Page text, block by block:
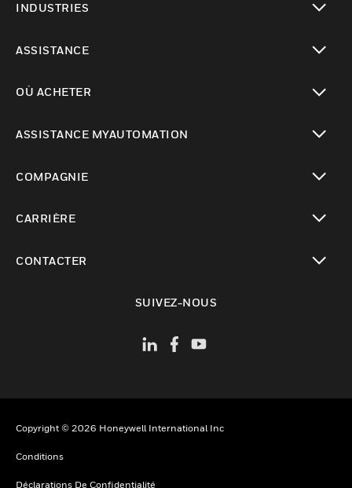
INDUSTRIES
ASSISTANCE
OÙ ACHETER
ASSISTANCE MYAUTOMATION
COMPAGNIE
CARRIÈRE
CONTACTER
SUIVEZ-NOUS
Copyright © 2026 Honeywell International Inc
Conditions
Déclarations De Confidentialité